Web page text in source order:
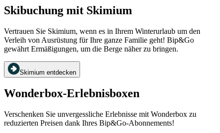
Skibuchung mit Skimium
Vertrauen Sie Skimium, wenn es in Ihrem Winterurlaub um den
Verleih von Ausrüstung für Ihre ganze Familie geht! Bip&Go
gewährt Ermäßigungen, um die Berge näher zu bringen.
Skimium entdecken
Wonderbox-Erlebnisboxen
Verschenken Sie unvergessliche Erlebnisse mit Wonderbox zu
reduzierten Preisen dank Ihres Bip&Go-Abonnements!